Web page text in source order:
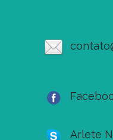
Arlete